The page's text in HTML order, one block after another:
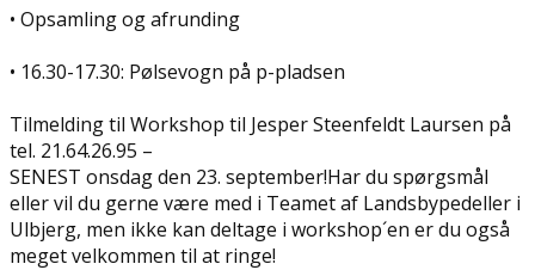
• Opsamling og afrunding
• 16.30-17.30: Pølsevogn på p-pladsen
Tilmelding til Workshop til Jesper Steenfeldt Laursen på
tel. 21.64.26.95 –
SENEST onsdag den 23. september!Har du spørgsmål
eller vil du gerne være med i Teamet af Landsbypedeller i
Ulbjerg, men ikke kan deltage i workshop´en er du også
meget velkommen til at ringe!